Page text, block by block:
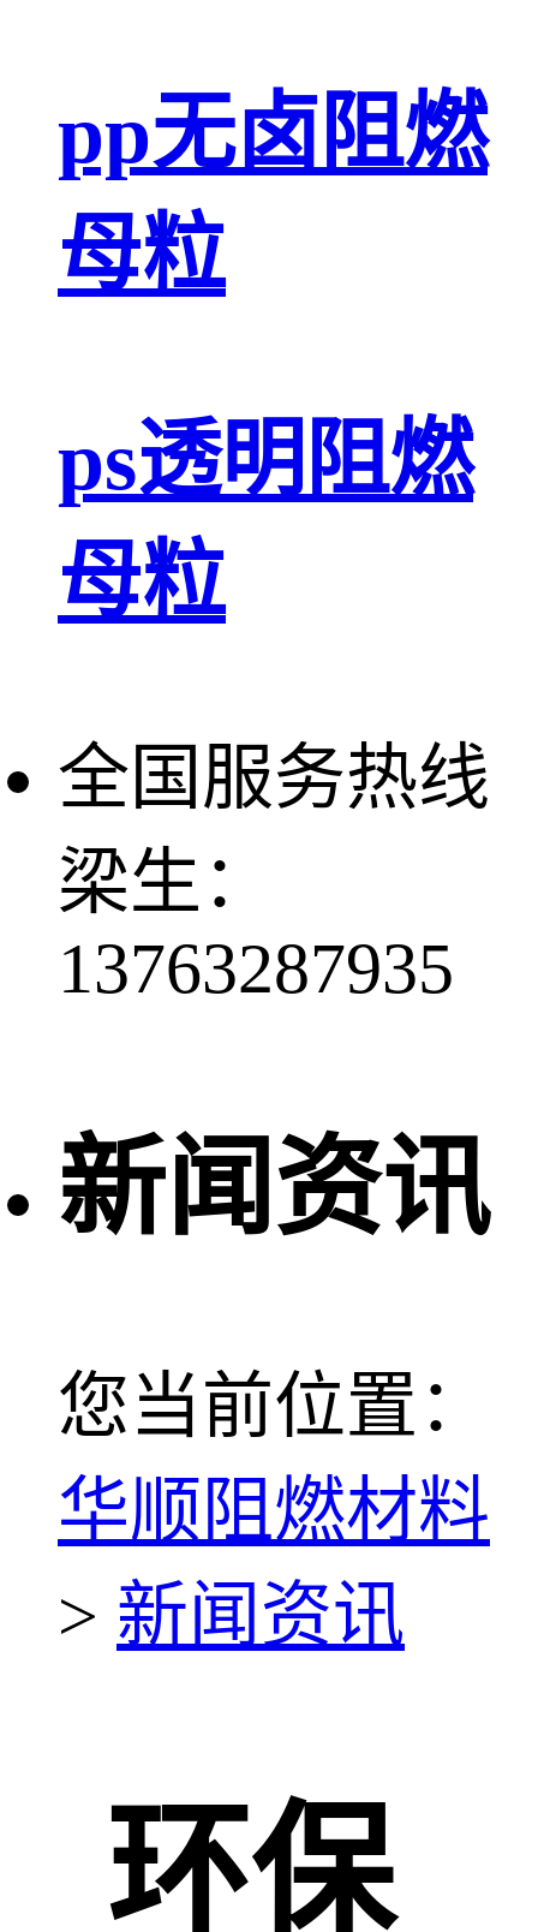
pp无卤阻燃
母粒
ps透明阻燃
母粒
全国服务热线
梁生：
13763287935
新闻资讯
您当前位置：
华顺阻燃材料
> 新闻资讯
环保